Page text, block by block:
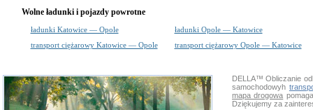
Wolne ładunki i pojazdy powrotne
ładunki Katowice — Opole
ładunki Opole — Katowice
transport ciężarowy Katowice — Opole
transport ciężarowy Opole — Katowice
DELLA™Obliczanie
samochodowyh
mapa drogowa
Dziękujemy za